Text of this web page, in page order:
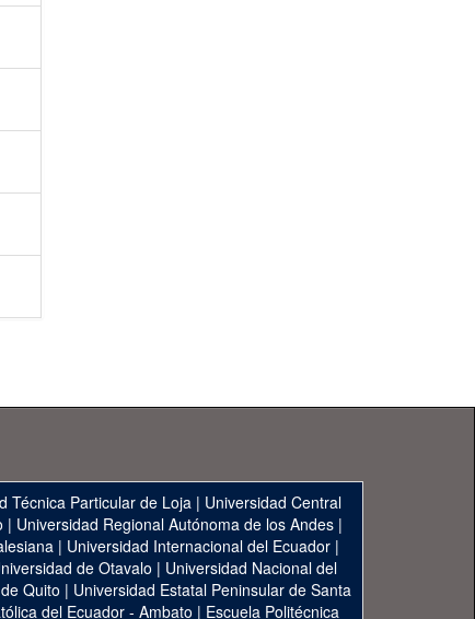
Técnica Particular de Loja | Universidad Central
| Universidad Regional Autónoma de los Andes|
| Universidad Internacional del Ecuador|
de Otavalo | Universidad Nacional del
Quito | Universidad Estatal Peninsular de Santa
del Ecuador - Ambato | Escuela Politécnica